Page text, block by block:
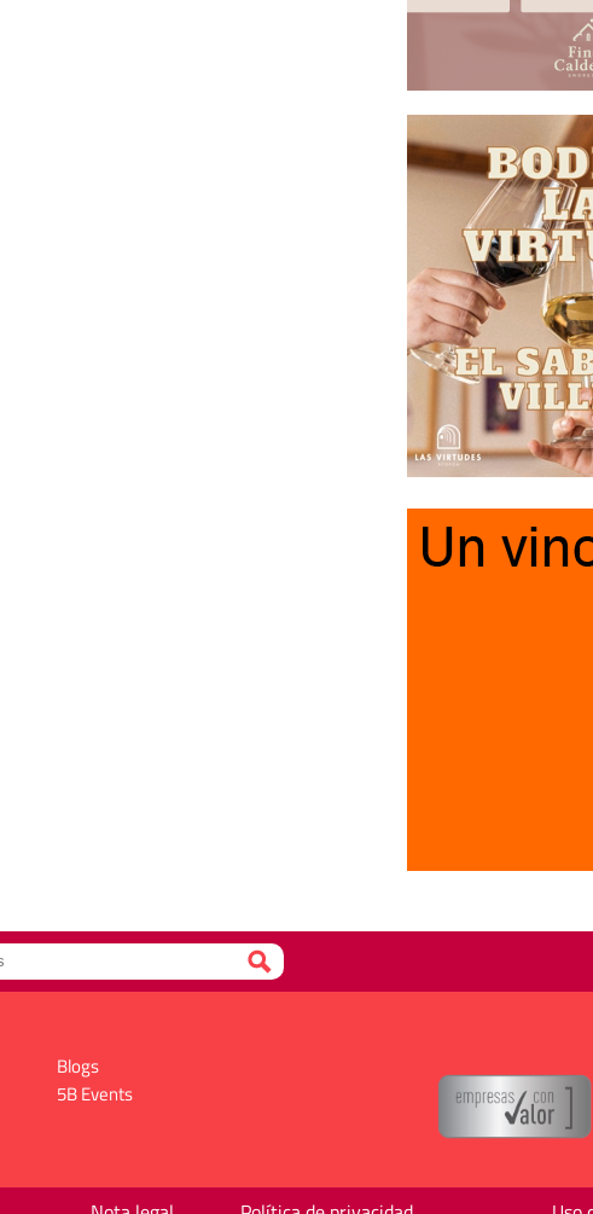
Blogs
5B Events